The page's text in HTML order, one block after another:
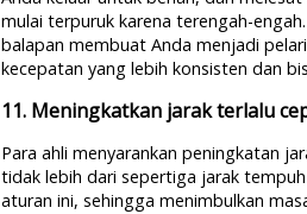
mulai terpuruk karena terengah-
balapan membuat Anda menjadi
kecepatan yang lebih konsisten dan
11. Meningkatkan jarak terlalu
Para ahli menyarankan peningkatan
tidak lebih dari sepertiga jarak
aturan ini, sehingga menimbulkan